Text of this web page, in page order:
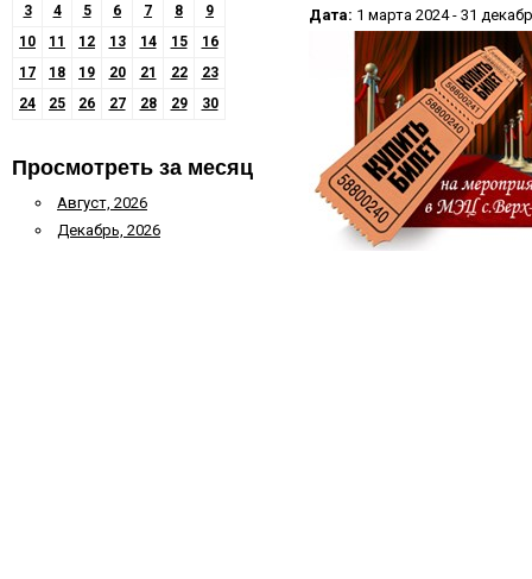
3
4 5 6 7 8
9
10
11 12 13 14 15
16
17
18 19 20 21 22
23
24
25 26 27 28 29 30
Просмотреть за месяц
Август, 2026
Декабрь, 2026
Дата: 1 марта 2024 - 31